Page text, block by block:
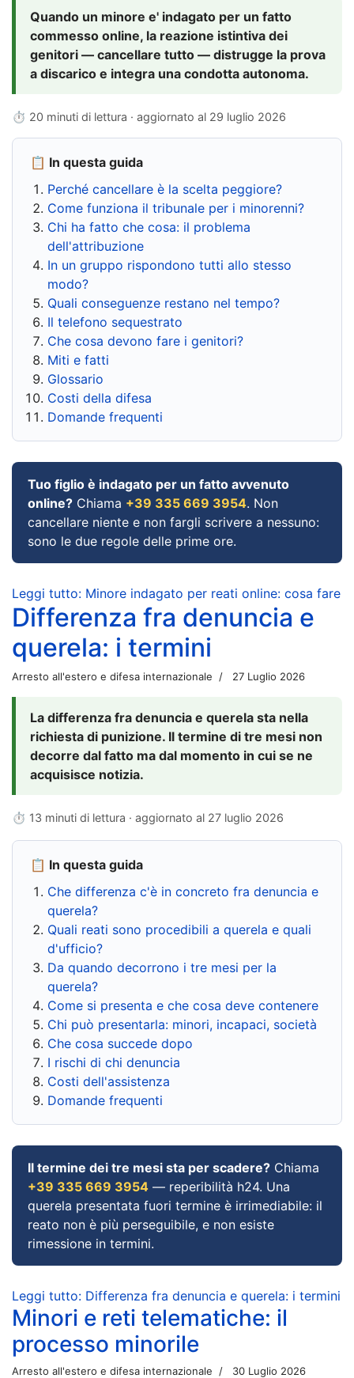
Quando un minore e' indagato per un fatto
commesso online, la reazione istintiva dei
genitori — cancellare tutto — distrugge la prova
a discarico e integra una condotta autonoma.
⏱ 20 minuti di lettura · aggiornato al 29 luglio 2026
📋 In questa guida
Perché cancellare è la scelta peggiore?
Come funziona il tribunale per i minorenni?
Chi ha fatto che cosa: il problema
dell'attribuzione
In un gruppo rispondono tutti allo stesso
modo?
Quali conseguenze restano nel tempo?
Il telefono sequestrato
Che cosa devono fare i genitori?
Miti e fatti
Glossario
Costi della difesa
Domande frequenti
Tuo figlio è indagato per un fatto avvenuto
online? Chiama +39 335 669 3954. Non
cancellare niente e non fargli scrivere a nessuno:
sono le due regole delle prime ore.
Leggi tutto: Minore indagato per reati online: cosa fare
Differenza fra denuncia e
querela: i termini
Arresto all'estero e difesa internazionale 27 Luglio 2026
La differenza fra denuncia e querela sta nella
richiesta di punizione. Il termine di tre mesi non
decorre dal fatto ma dal momento in cui se ne
acquisisce notizia.
⏱ 13 minuti di lettura · aggiornato al 27 luglio 2026
📋 In questa guida
Che differenza c'è in concreto fra denuncia e
querela?
Quali reati sono procedibili a querela e quali
d'ufficio?
Da quando decorrono i tre mesi per la
querela?
Come si presenta e che cosa deve contenere
Chi può presentarla: minori, incapaci, società
Che cosa succede dopo
I rischi di chi denuncia
Costi dell'assistenza
Domande frequenti
Il termine dei tre mesi sta per scadere? Chiama
+39 335 669 3954 — reperibilità h24. Una
querela presentata fuori termine è irrimediabile: il
reato non è più perseguibile, e non esiste
rimessione in termini.
Leggi tutto: Differenza fra denuncia e querela: i termini
Minori e reti telematiche: il
processo minorile
Arresto all'estero e difesa internazionale 30 Luglio 2026